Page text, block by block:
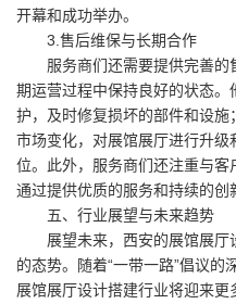
开幕和成功举办。
3.售后维保与长期合作
服务商们还需要提供完善的
期运营过程中保持良好的状态
护，及时修复损坏的部件和设
市场变化，对展馆展厅进行升
位。此外，服务商们还注重与客
通过提供优质的服务和持续的创
五、行业展望与未来趋势
展望未来，西安的展馆展厅
的态势。随着“一带一路”倡议的
展馆展厅设计搭建行业将迎来更